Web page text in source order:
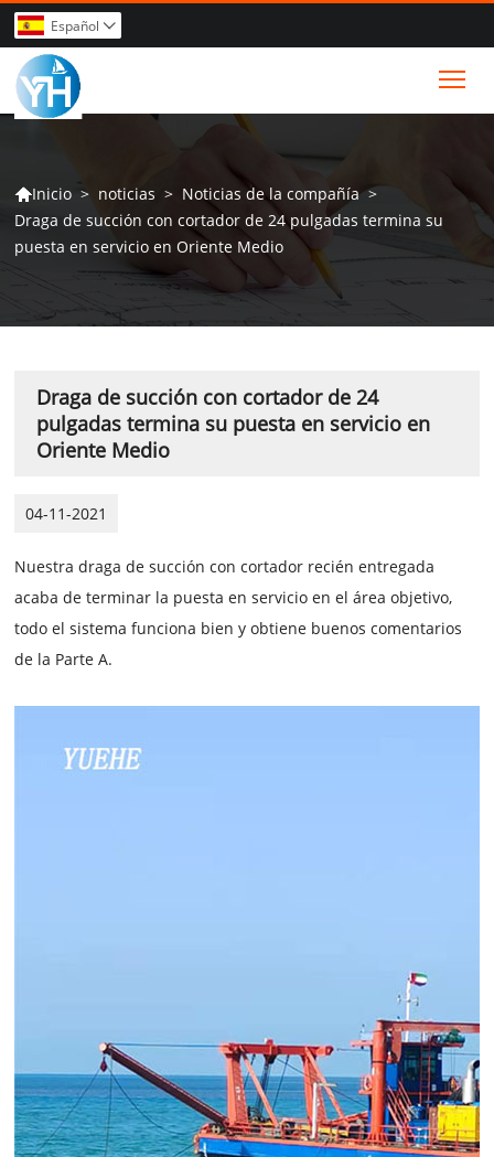
Español 
Inicio > noticias > Noticias de la compañía >
Draga de succión con cortador de 24 pulgadas termina su
puesta en servicio en Oriente Medio
Draga de succión con cortador de 24
pulgadas termina su puesta en servicio en
Oriente Medio
04-11-2021
Nuestra draga de succión con cortador recién entregada
acaba de terminar la puesta en servicio en el área objetivo,
todo el sistema funciona bien y obtiene buenos comentarios
de la Parte A.